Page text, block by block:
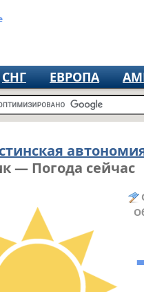
СНГ ЕВРОПА
— Погода сейчас